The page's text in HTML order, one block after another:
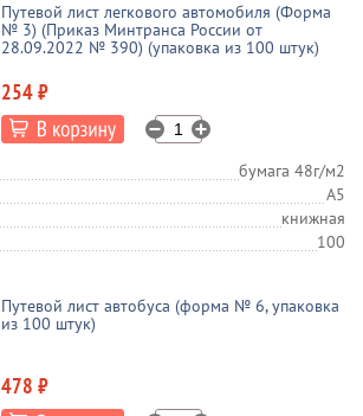
Путевой лист легкового автомобиля (Форма
№ 3) (Приказ Минтранса России от
28.09.2022 № 390) (упаковка из 100 штук)
254 ₽
бумага 48г/м2
А5
книжная
100
Путевой лист автобуса (форма № 6, упаковка
из 100 штук)
478 ₽